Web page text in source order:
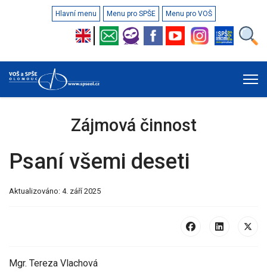
Hlavní menu Menu pro SPŠE Menu pro VOŠ
Zájmová činnost
Psaní všemi deseti
Aktualizováno: 4. září 2025
Mgr. Tereza Vlachová